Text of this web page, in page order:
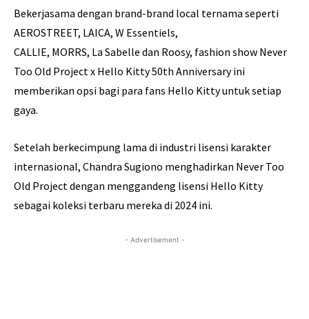
Bekerjasama dengan brand-brand local ternama seperti
AEROSTREET, LAICA, W Essentiels,
CALLIE, MORRS, La Sabelle dan Roosy, fashion show Never
Too Old Project x Hello Kitty 50th Anniversary ini
memberikan opsi bagi para fans Hello Kitty untuk setiap
gaya.
Setelah berkecimpung lama di industri lisensi karakter
internasional, Chandra Sugiono menghadirkan Never Too
Old Project dengan menggandeng lisensi Hello Kitty
sebagai koleksi terbaru mereka di 2024 ini.
- Advertisement -